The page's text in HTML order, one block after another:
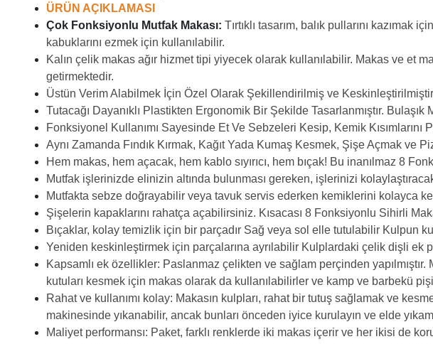
ÜRÜN AÇIKLAMASI
Çok Fonksiyonlu Mutfak Makası: Tırtıklı tasarım, balık pullarını
kabuklarını ezmek için kullanılabilir.
Kalın çelik makas ağır hizmet tipi yiyecek olarak kullanılabilir. Makas ve et
getirmektedir.
Üstün Verim Alabilmek İçin Özel Olarak Şekillendirilmiş ve
Tutacağı Dayanıklı Plastikten Ergonomik Bir Şekilde Tasarlanmıştır. Bulaşık
Fonksiyonel Kullanımı Sayesinde Et Ve Sebzeleri Kesip, Kemik Kısımlarını
Aynı Zamanda Fındık Kırmak, Kağıt Yada Kumaş Kesmek, Şişe Açmak ve
Hem makas, hem açacak, hem kablo sıyırıcı, hem bıçak! Bu inanılmaz 8
Mutfak işlerinizde elinizin altında bulunması gereken, işlerinizi
Mutfakta sebze doğrayabilir veya tavuk servis ederken kemiklerini kolayca
Şişelerin kapaklarını rahatça açabilirsiniz. Kısacası 8 Fonksiyonlu Sihirli
Bıçaklar, kolay temizlik için bir parçadır Sağ veya sol elle tutulabilir Kulpun
Yeniden keskinleştirmek için parçalarına ayrılabilir Kulplardaki çelik dişli ek
Kapsamlı ek özellikler: Paslanmaz çelikten ve sağlam perçinden yapılmıştır.
kutuları kesmek için makas olarak da kullanılabilirler ve kamp ve barbekü
Rahat ve kullanımı kolay: Makasın kulpları, rahat bir tutuş sağlamak ve
makinesinde yıkanabilir, ancak bunları önceden iyice kurulayın ve elde
Maliyet performansı: Paket, farklı renklerde iki makas içerir ve her ikisi de